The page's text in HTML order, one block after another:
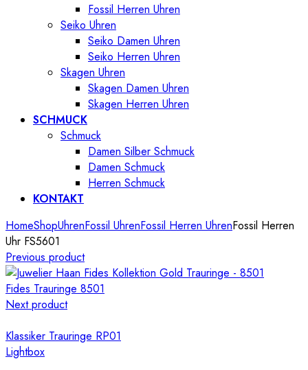
Fossil Herren Uhren
Seiko Uhren
Seiko Damen Uhren
Seiko Herren Uhren
Skagen Uhren
Skagen Damen Uhren
Skagen Herren Uhren
SCHMUCK
Schmuck
Damen Silber Schmuck
Damen Schmuck
Herren Schmuck
KONTAKT
HomeShopUhrenFossil UhrenFossil Herren UhrenFossil Herren
Uhr FS5601
Previous product
Fides Trauringe 8501
Next product
Klassiker Trauringe RP01
Lightbox